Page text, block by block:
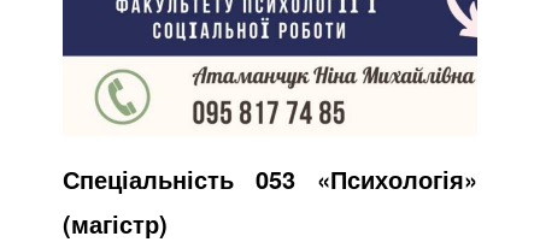
Спеціальність 053 «Психологія»
(магістр)